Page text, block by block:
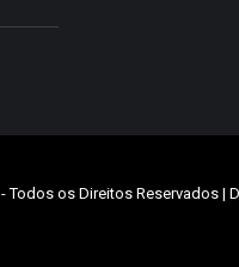
- Todos os Direitos Reservados |